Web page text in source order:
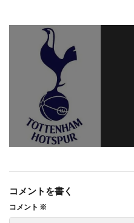
コメントを書く
コメント ※